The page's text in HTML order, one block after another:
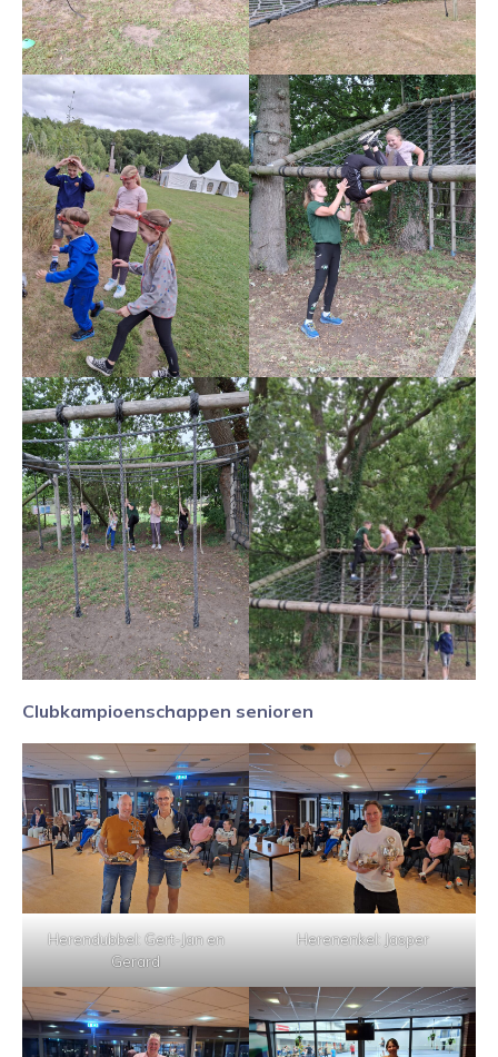
Clubkampioenschappen senioren
Herendubbel: Gert-Jan en
Gerard
Herenenkel: Jasper